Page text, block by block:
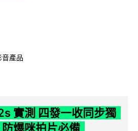
音產品
實測 四發一收同步獨
爆咪拍片必備